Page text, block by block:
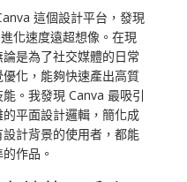
這個設計平台，發現
化速度遠超想像。在現
是為了社交媒體的日常
化，能夠快速產出高質
。我發現 Canva 最吸引
平面設計邏輯，簡化成
計背景的使用者，都能
作品。